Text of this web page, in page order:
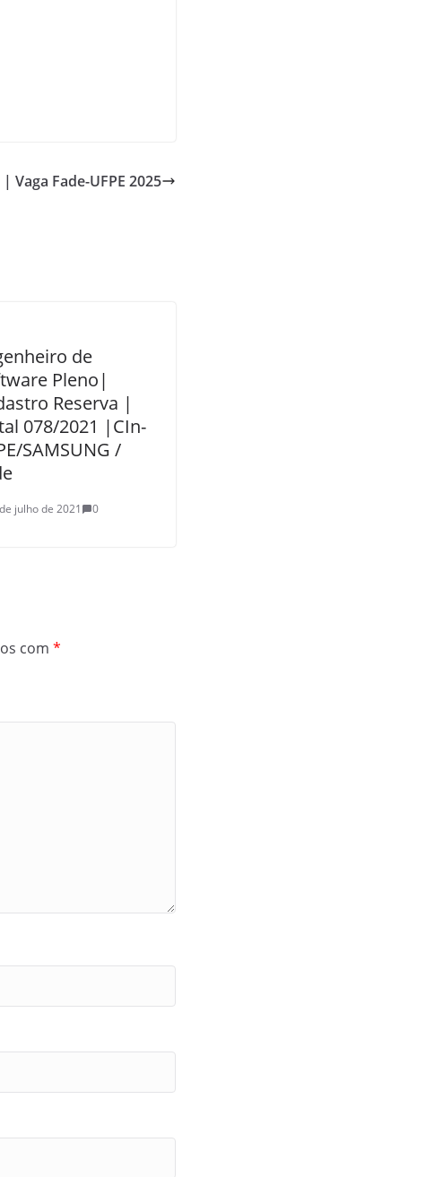
Fade-UFPE 2025
de
Pleno|
Reserva |
078/2021 |CIn-
SAMSUNG /
julho de 2021 0
com *